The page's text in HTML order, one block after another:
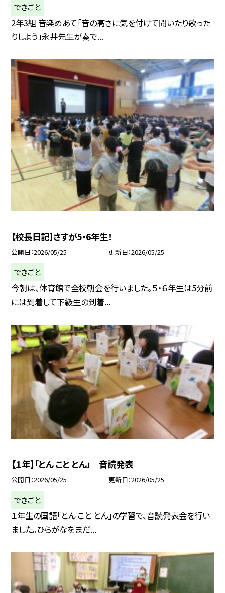
できごと
2年3組 音楽めあて「音の高さに気を付けて聞いたり歌った
りしよう」永井先生が奏で...
【校長日記】さすが5・6年生！
公開日 2026/05/25 更新日 2026/05/25
できごと
今朝は、体育館で全校朝会を行いました。５・６年生は5分前
には到着して下級生の到着...
【１年】「とん こと とん」 音読発表
公開日 2026/05/25 更新日 2026/05/25
できごと
１年生の国語「とん こと とん」の学習で、音読発表会を行い
ました。ひらがなをまだ...